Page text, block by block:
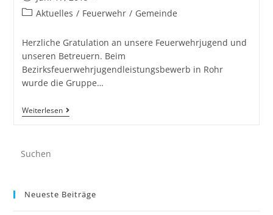
Aktuelles / Feuerwehr / Gemeinde
Herzliche Gratulation an unsere Feuerwehrjugend und
unseren Betreuern. Beim
Bezirksfeuerwehrjugendleistungsbewerb in Rohr
wurde die Gruppe…
Weiterlesen
Neueste Beiträge